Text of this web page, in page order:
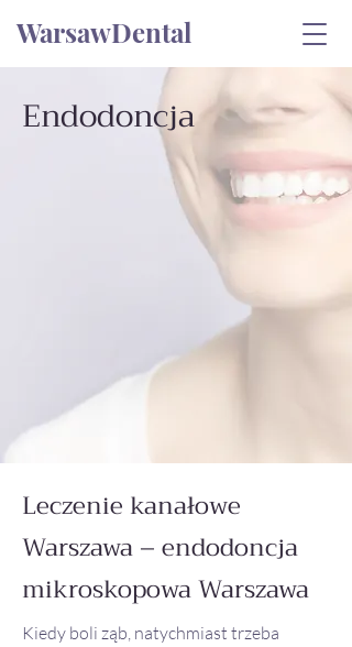
WarsawDental
Endodoncja
Leczenie kanałowe
Warszawa – endodoncja
mikroskopowa Warszawa
Kiedy boli ząb, natychmiast trzeba